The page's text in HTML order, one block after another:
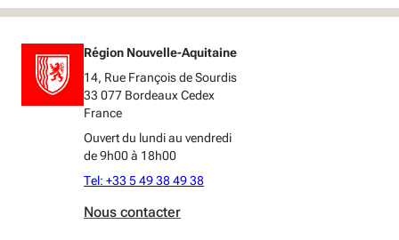
Région Nouvelle-Aquitaine
14, Rue François de Sourdis
33 077 Bordeaux Cedex
France
Ouvert du lundi au vendredi
de 9h00 à 18h00
Tel: +33 5 49 38 49 38
Nous contacter